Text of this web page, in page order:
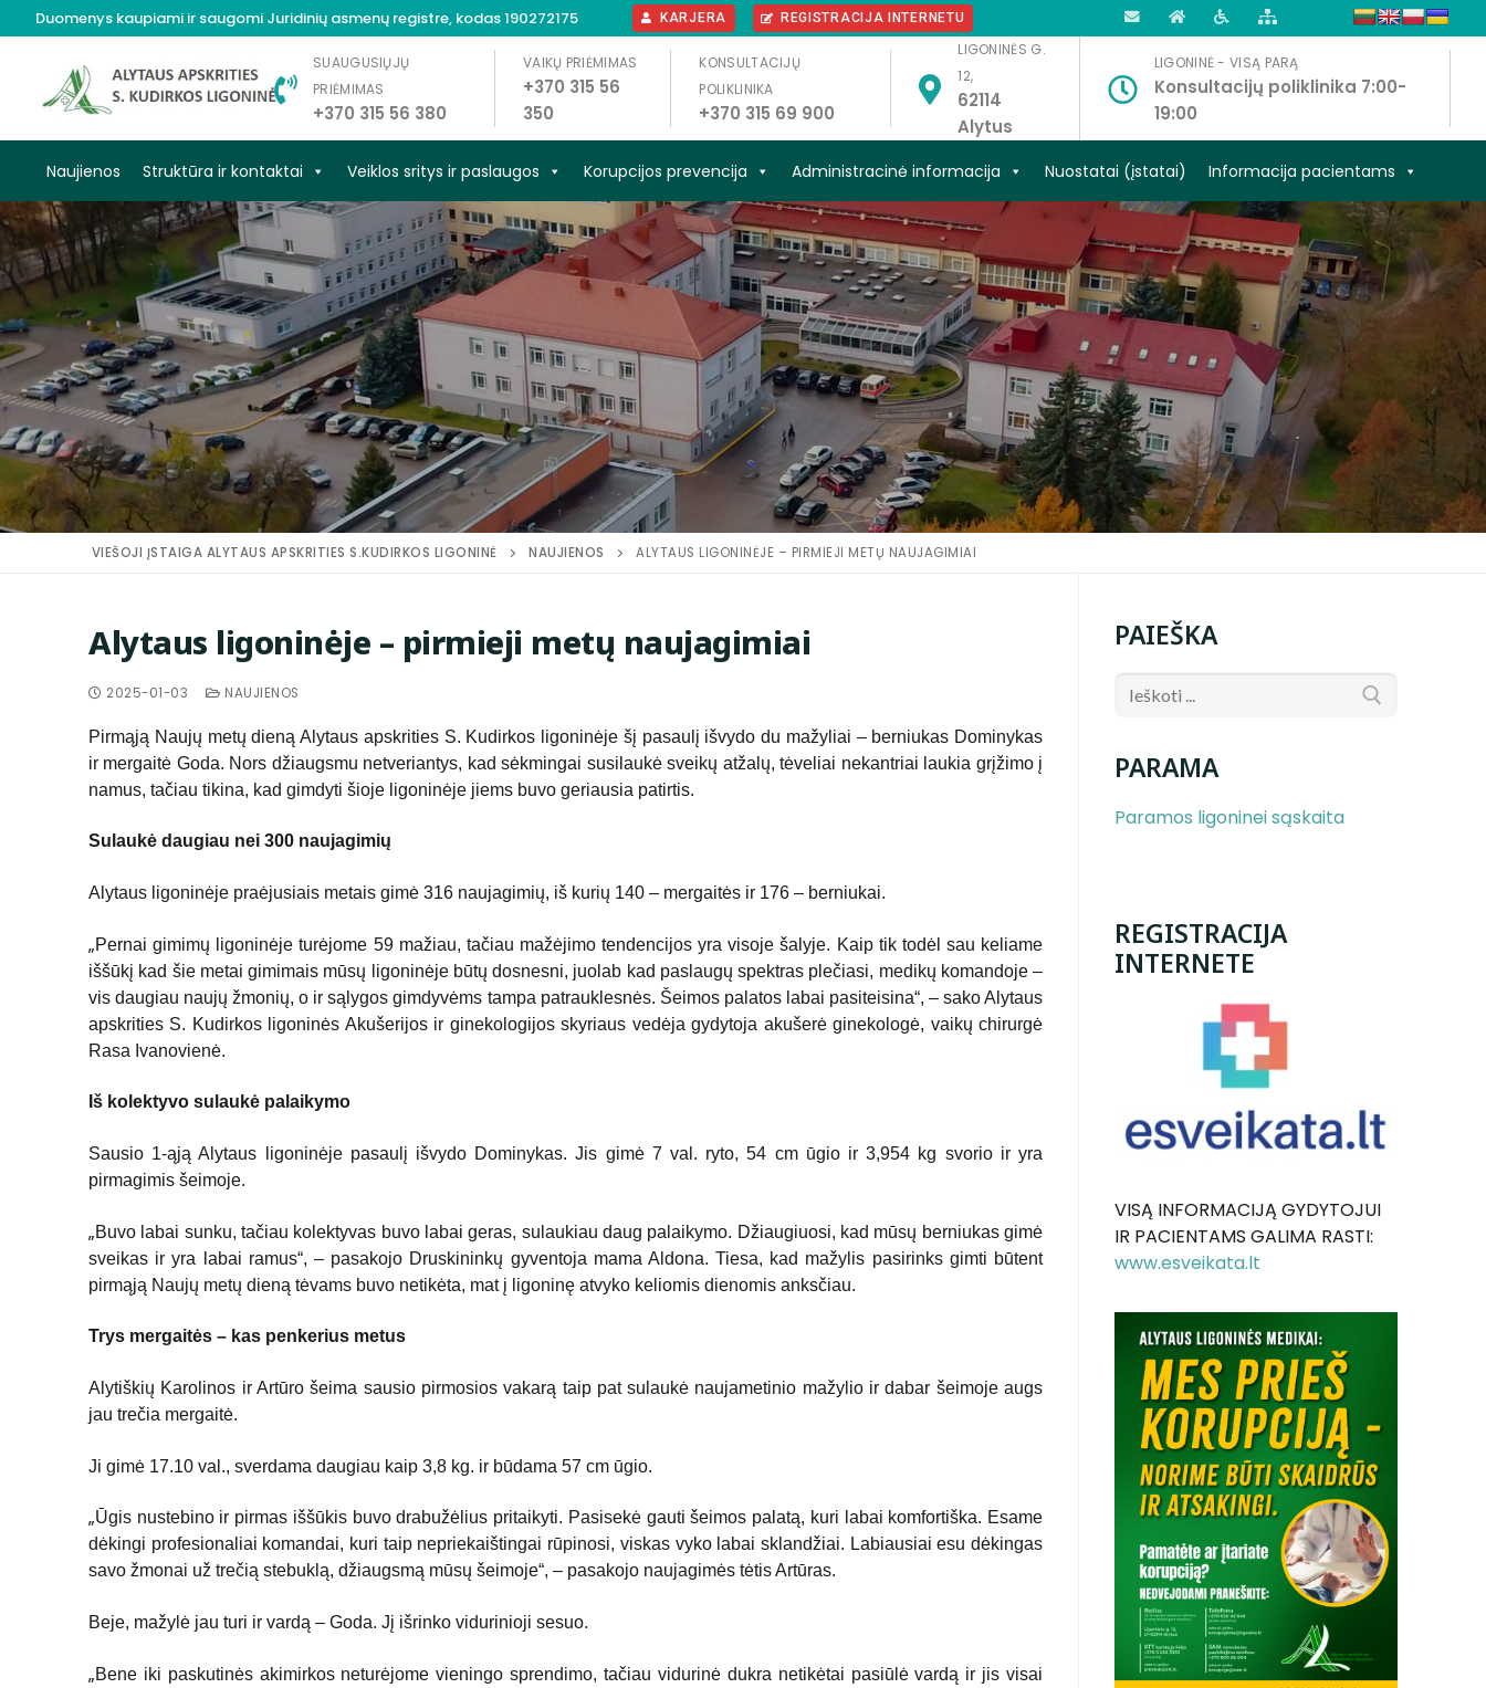
Duomenys kaupiami ir saugomi Juridinių asmenų registre, kodas 190272175 KARJERA REGISTRACIJA INTERNETU EL-
PAŠTAS
TITULINISVERSIJA
NEĮGALIESIEMS
TINKLALAPIO
STRUKTŪRA
SUAUGUSIŲJŲ
PRIĖMIMAS
+370 315 56 380
VAIKŲ PRIĖMIMAS
+370 315 56
350
KONSULTACIJŲ
POLIKLINIKA
+370 315 69 900
LIGONINĖS G.
12,
62114
Alytus
LIGONINĖ - VISĄ PARĄ
Konsultacijų poliklinika 7:00-
19:00
Naujienos Struktūra ir kontaktai Veiklos sritys ir paslaugos Korupcijos prevencija Administracinė informacija Nuostatai (įstatai) Informacija pacientams
VIEŠOJI ĮSTAIGA ALYTAUS APSKRITIES S.KUDIRKOS LIGONINĖ NAUJIENOS ALYTAUS LIGONINĖJE – PIRMIEJI METŲ NAUJAGIMIAI
Alytaus ligoninėje – pirmieji metų naujagimiai
2025-01-03 NAUJIENOS
Pirmąją Naujų metų dieną Alytaus apskrities S. Kudirkos ligoninėje šį pasaulį išvydo du mažyliai – berniukas Dominykas
ir mergaitė Goda. Nors džiaugsmu netveriantys, kad sėkmingai susilaukė sveikų atžalų, tėveliai nekantriai laukia grįžimo į
namus, tačiau tikina, kad gimdyti šioje ligoninėje jiems buvo geriausia patirtis.
Sulaukė daugiau nei 300 naujagimių
Alytaus ligoninėje praėjusiais metais gimė 316 naujagimių, iš kurių 140 – mergaitės ir 176 – berniukai.
„Pernai gimimų ligoninėje turėjome 59 mažiau, tačiau mažėjimo tendencijos yra visoje šalyje. Kaip tik todėl sau keliame
iššūkį kad šie metai gimimais mūsų ligoninėje būtų dosnesni, juolab kad paslaugų spektras plečiasi, medikų komandoje –
vis daugiau naujų žmonių, o ir sąlygos gimdyvėms tampa patrauklesnės. Šeimos palatos labai pasiteisina“, – sako Alytaus
apskrities S. Kudirkos ligoninės Akušerijos ir ginekologijos skyriaus vedėja gydytoja akušerė ginekologė, vaikų chirurgė
Rasa Ivanovienė.
Iš kolektyvo sulaukė palaikymo
Sausio 1-ąją Alytaus ligoninėje pasaulį išvydo Dominykas. Jis gimė 7 val. ryto, 54 cm ūgio ir 3,954 kg svorio ir yra
pirmagimis šeimoje.
„Buvo labai sunku, tačiau kolektyvas buvo labai geras, sulaukiau daug palaikymo. Džiaugiuosi, kad mūsų berniukas gimė
sveikas ir yra labai ramus“, – pasakojo Druskininkų gyventoja mama Aldona. Tiesa, kad mažylis pasirinks gimti būtent
pirmąją Naujų metų dieną tėvams buvo netikėta, mat į ligoninę atvyko keliomis dienomis anksčiau.
Trys mergaitės – kas penkerius metus
Alytiškių Karolinos ir Artūro šeima sausio pirmosios vakarą taip pat sulaukė naujametinio mažylio ir dabar šeimoje augs
jau trečia mergaitė.
Ji gimė 17.10 val., sverdama daugiau kaip 3,8 kg. ir būdama 57 cm ūgio.
„Ūgis nustebino ir pirmas iššūkis buvo drabužėlius pritaikyti. Pasisekė gauti šeimos palatą, kuri labai komfortiška. Esame
dėkingi profesionaliai komandai, kuri taip nepriekaištingai rūpinosi, viskas vyko labai sklandžiai. Labiausiai esu dėkingas
savo žmonai už trečią stebuklą, džiaugsmą mūsų šeimoje“, – pasakojo naujagimės tėtis Artūras.
Beje, mažylė jau turi ir vardą – Goda. Jį išrinko vidurinioji sesuo.
„Bene iki paskutinės akimirkos neturėjome vieningo sprendimo, tačiau vidurinė dukra netikėtai pasiūlė vardą ir jis visai
PAIEŠKA
PARAMA
Paramos ligoninei sąskaita
REGISTRACIJA
INTERNETE
VISĄ INFORMACIJĄ GYDYTOJUI
IR PACIENTAMS GALIMA RASTI:
www.esveikata.lt